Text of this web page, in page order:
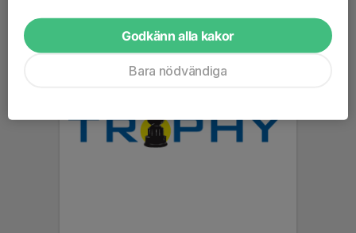
Godkänn alla kakor
Bara nödvändiga